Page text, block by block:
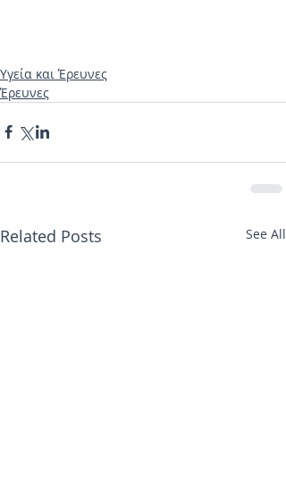
Υγεία και Έρευνες
Έρευνες
Related Posts See All